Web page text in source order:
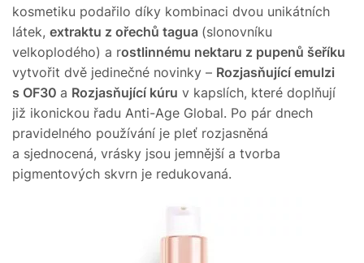
kosmetiku podařilo díky kombinaci dvou unikátních
látek, extraktu z ořechů tagua (slonovníku
velkoplodého) a rostlinnému nektaru z pupenů šeříku
vytvořit dvě jedinečné novinky – Rozjasňující emulzi
s OF30 a Rozjasňující kúru v kapslích, které doplňují
již ikonickou řadu Anti-Age Global. Po pár dnech
pravidelného používání je pleť rozjasněná
a sjednocená, vrásky jsou jemnější a tvorba
pigmentových skvrn je redukovaná.